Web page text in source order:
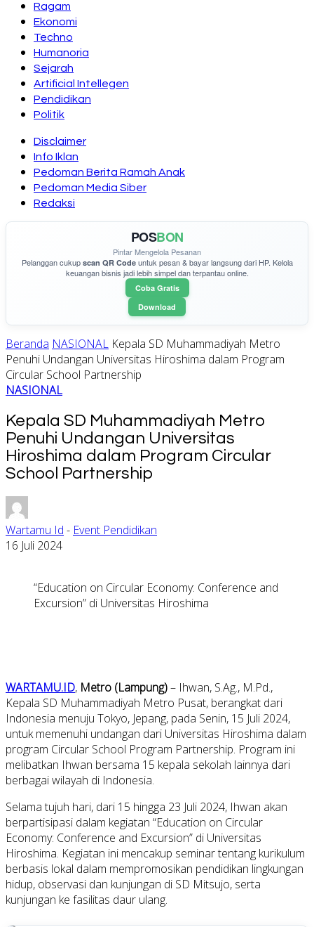
Ragam
Ekonomi
Techno
Humanoria
Sejarah
Artificial Intellegen
Pendidikan
Politik
Disclaimer
Info Iklan
Pedoman Berita Ramah Anak
Pedoman Media Siber
Redaksi
POSBON
Pintar Mengelola Pesanan
Pelanggan cukup scan QR Codeuntuk pesan & bayar langsung dari HP. Kelola
keuangan bisnis jadi lebih simpel dan terpantau online.
Coba Gratis
Download
Beranda NASIONAL Kepala SD Muhammadiyah Metro
Penuhi Undangan Universitas Hiroshima dalam Program
Circular School Partnership
NASIONAL
Kepala SD Muhammadiyah Metro
Penuhi Undangan Universitas
Hiroshima dalam Program Circular
School Partnership
Wartamu Id - Event Pendidikan
16 Juli 2024
“Education on Circular Economy: Conference and
Excursion” di Universitas Hiroshima
WARTAMU.ID, Metro (Lampung)– Ihwan, S.Ag., M.Pd.,
Kepala SD Muhammadiyah Metro Pusat, berangkat dari
Indonesia menuju Tokyo, Jepang, pada Senin, 15 Juli 2024,
untuk memenuhi undangan dari Universitas Hiroshima dalam
program Circular School Program Partnership. Program ini
melibatkan Ihwan bersama 15 kepala sekolah lainnya dari
berbagai wilayah di Indonesia.
Selama tujuh hari, dari 15 hingga 23 Juli 2024, Ihwan akan
berpartisipasi dalam kegiatan “Education on Circular
Economy: Conference and Excursion” di Universitas
Hiroshima. Kegiatan ini mencakup seminar tentang kurikulum
berbasis lokal dalam mempromosikan pendidikan lingkungan
hidup, observasi dan kunjungan di SD Mitsujo, serta
kunjungan ke fasilitas daur ulang.